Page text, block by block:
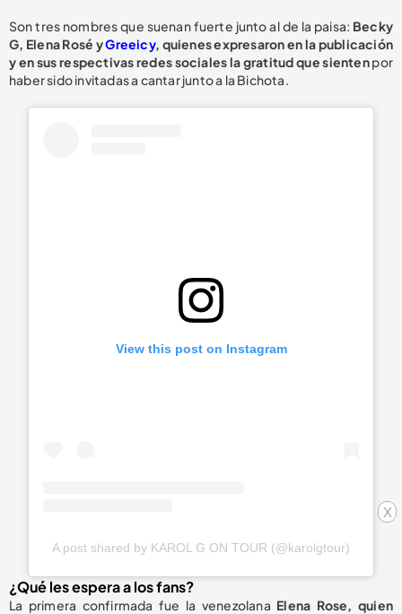
x
Son tres nombres que suenan fuerte junto al de la paisa: Becky
G, Elena Rosé yGreeicy, quienes expresaron en la publicación
y en sus respectivas redes sociales la gratitud que sientenpor
haber sido invitadas a cantar junto a la Bichota.
View this post on Instagram
A post shared by KAROL G ON TOUR (@karolgtour)
¿Qué les espera a los fans?
La primera confirmada fue la venezolana Elena Rose, quien